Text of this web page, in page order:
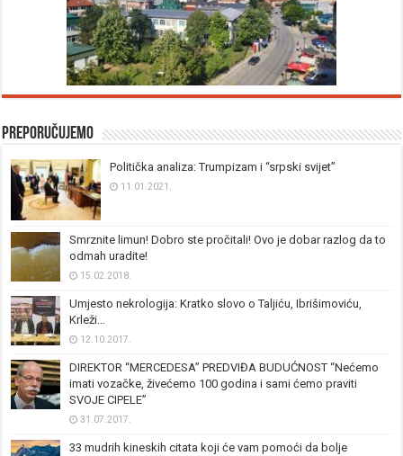
Preporučujemo
Politička analiza: Trumpizam i “srpski svijet”
11.01.2021.
Smrznite limun! Dobro ste pročitali! Ovo je dobar razlog da to
odmah uradite!
15.02.2018.
Umjesto nekrologija: Kratko slovo o Taljiću, Ibrišimoviću,
Krleži…
12.10.2017.
DIREKTOR “MERCEDESA” PREDVIĐA BUDUĆNOST “Nećemo
imati vozačke, živećemo 100 godina i sami ćemo praviti
SVOJE CIPELE”
31.07.2017.
33 mudrih kineskih citata koji će vam pomoći da bolje